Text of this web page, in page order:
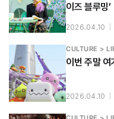
이즈 블루밍’
2026.04.10
CULTURE >
이번 주말
2026.04.10